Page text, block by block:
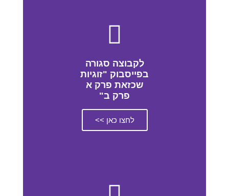
לקבוצה סגורה
בפייסבוק "זוגיות
שכזאת פרק א
פרק ב"
לחצו כאן >>